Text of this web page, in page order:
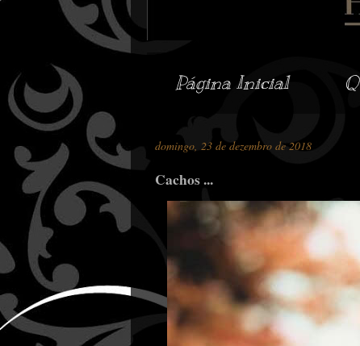
Página Inicial
domingo, 23 de dezembro de 2018
Cachos ...